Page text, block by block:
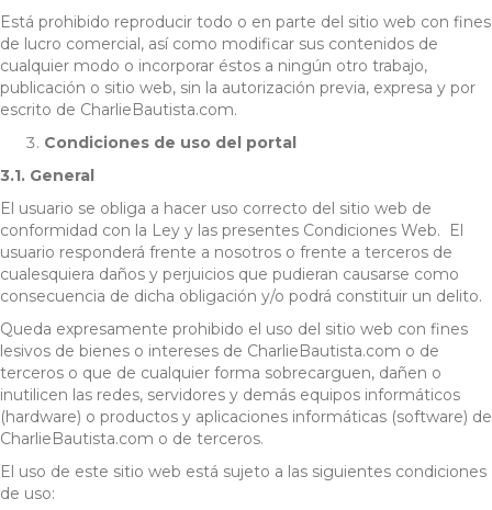
Está prohibido reproducir todo o en parte del sitio web con fines
de lucro comercial, así como modificar sus contenidos de
cualquier modo o incorporar éstos a ningún otro trabajo,
publicación o sitio web, sin la autorización previa, expresa y por
escrito de CharlieBautista.com.
Condiciones de uso del portal
3.1. General
El usuario se obliga a hacer uso correcto del sitio web de
conformidad con la Ley y las presentes Condiciones Web. El
usuario responderá frente a nosotros o frente a terceros de
cualesquiera daños y perjuicios que pudieran causarse como
consecuencia de dicha obligación y/o podrá constituir un delito.
Queda expresamente prohibido el uso del sitio web con fines
lesivos de bienes o intereses de CharlieBautista.com o de
terceros o que de cualquier forma sobrecarguen, dañen o
inutilicen las redes, servidores y demás equipos informáticos
(hardware) o productos y aplicaciones informáticas (software) de
CharlieBautista.com o de terceros.
El uso de este sitio web está sujeto a las siguientes condiciones
de uso: